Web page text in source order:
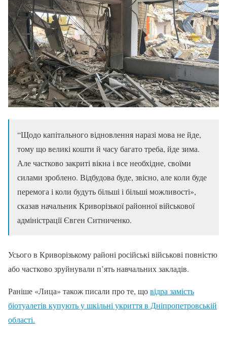
“Щодо капітального відновлення наразі мова не йде,
тому що великі кошти й часу багато треба, йде зима.
Але частково закриті вікна і все необхідне, своїми
силами зроблено. Відбудова буде, звісно, але коли буде
перемога і коли будуть більші і більші можливості»,
сказав начальник Криворізької районної військової
адміністрації Євген Ситниченко.
Усього в Криворізькому районі російські військові повністю
або частково зруйнували п’ять навчальних закладів.
Раніше «Лица» також писали про те, щовідра замість
біотуалетів купують у шкільні укриття в Дніпропетровській
області.